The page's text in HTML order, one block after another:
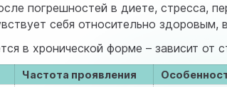
погрешностей в диете, стресса,
себя относительно здоровым,
в хронической форме – зависит
Частота проявления